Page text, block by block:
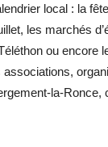
local : la
les marchés
ou encore
la-Ronce,